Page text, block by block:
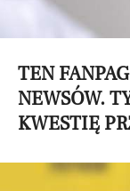
TEN
NEWSÓW.
KWESTIĘ